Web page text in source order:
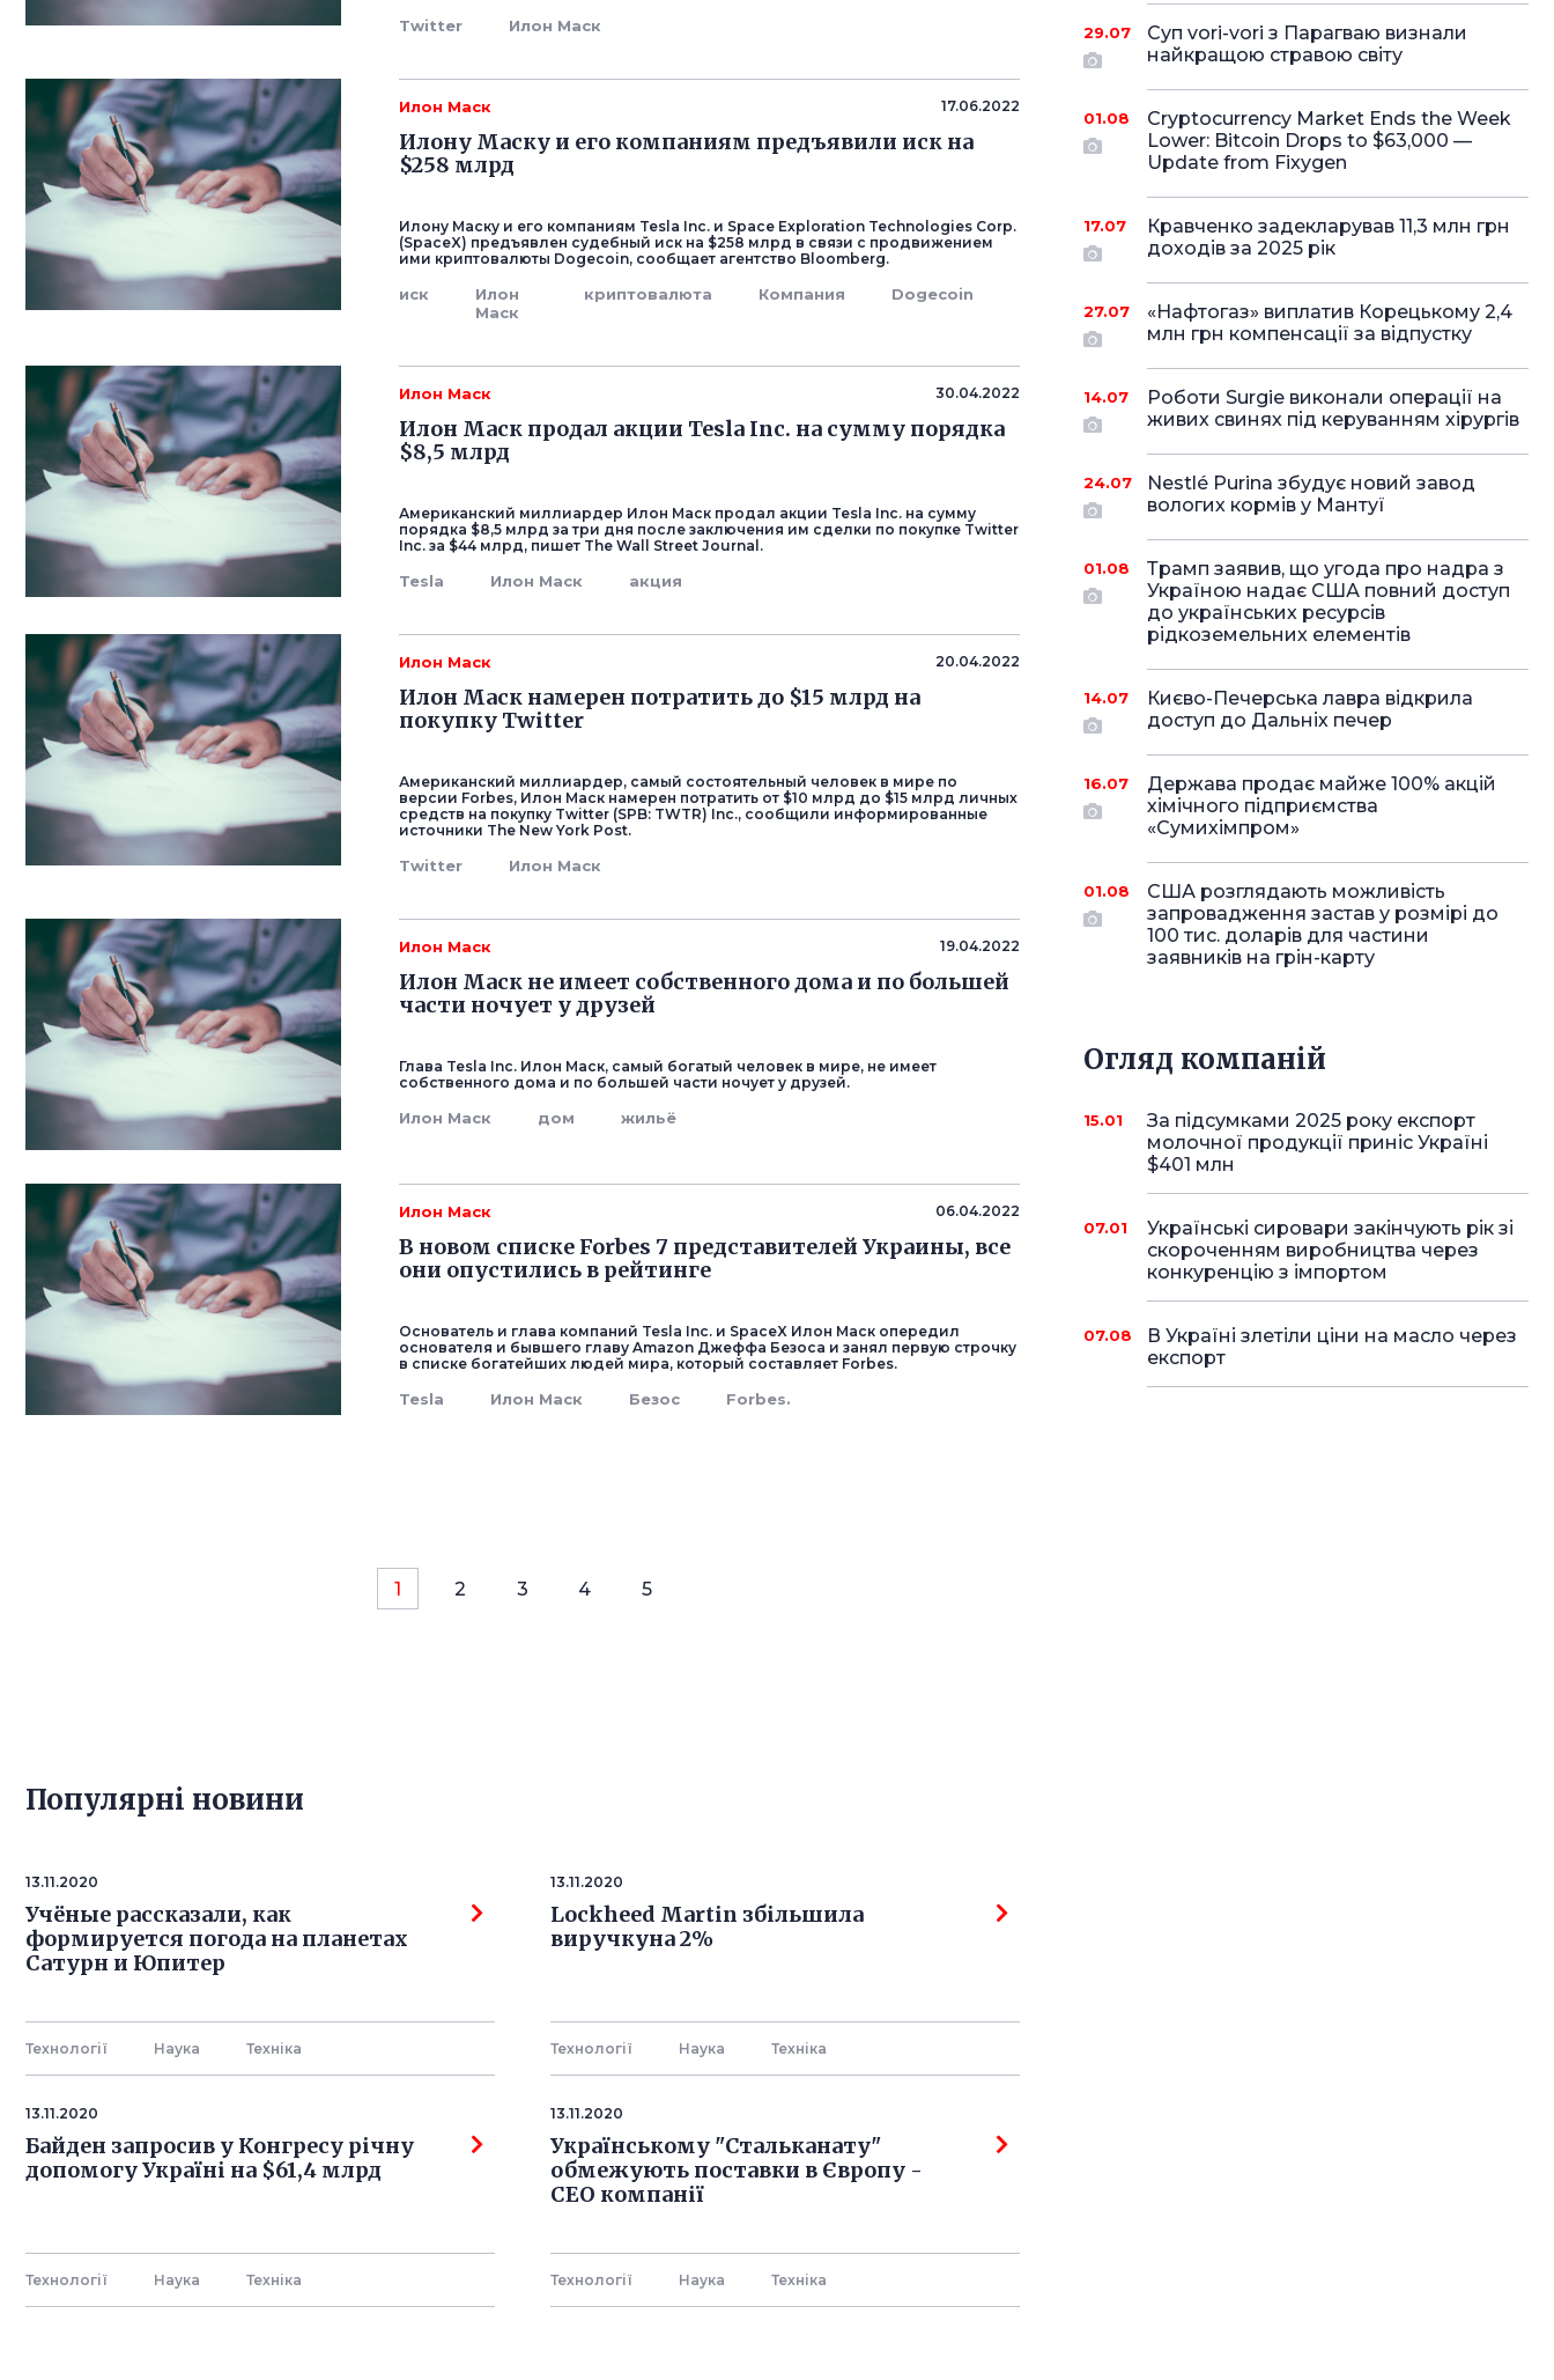
Twitter Илон Маск
Илон Маск 17.06.2022
Илону Маску и его компаниям предъявили иск на
$258 млрд
Илону Маску и его компаниям Tesla Inc. и Space Exploration Technologies Corp.
(SpaceX) предъявлен судебный иск на $258 млрд в связи с продвижением
ими криптовалюты Dogecoin, сообщает агентство Bloomberg.
иск
Илон
Маск
криптовалюта Компания Dogecoin
Илон Маск 30.04.2022
Илон Маск продал акции Tesla Inc. на сумму порядка
$8,5 млрд
Американский миллиардер Илон Маск продал акции Tesla Inc. на сумму
порядка $8,5 млрд за три дня после заключения им сделки по покупке Twitter
Inc. за $44 млрд, пишет The Wall Street Journal.
Tesla Илон Маск акция
Илон Маск 20.04.2022
Илон Маск намерен потратить до $15 млрд на
покупку Twitter
Американский миллиардер, самый состоятельный человек в мире по
версии Forbes, Илон Маск намерен потратить от $10 млрд до $15 млрд личных
средств на покупку Twitter (SPB: TWTR) Inc., сообщили информированные
источники The New York Post.
Twitter Илон Маск
Илон Маск 19.04.2022
Илон Маск не имеет собственного дома и по большей
части ночует у друзей
Глава Tesla Inc. Илон Маск, самый богатый человек в мире, не имеет
собственного дома и по большей части ночует у друзей.
Илон Маск дом жильё
Илон Маск 06.04.2022
В новом списке Forbes 7 представителей Украины, все
они опустились в рейтинге
Основатель и глава компаний Tesla Inc. и SpaceX Илон Маск опередил
основателя и бывшего главу Amazon Джеффа Безоса и занял первую строчку
в списке богатейших людей мира, который составляет Forbes.
Tesla Илон Маск Безос Forbes.
1 2 3 4 5
Популярнi новини
13.11.2020
Учёные рассказали, как
формируется погода на планетах
Сатурн и Юпитер
Технології Наука Технiка
13.11.2020
Lockheed Martin збільшила
виручкуна 2%
Технології Наука Технiка
13.11.2020
Байден запросив у Конгресу річну
допомогу Україні на $61,4 млрд
Технології Наука Технiка
13.11.2020
Українському "Стальканату"
обмежують поставки в Європу -
СЕО компанії
Технології Наука Технiка
29.07
Суп vori-vori з Парагваю визнали
найкращою стравою світу
01.08
Cryptocurrency Market Ends the Week
Lower: Bitcoin Drops to $63,000 —
Update from Fixygen
17.07
Кравченко задекларував 11,3 млн грн
доходів за 2025 рік
27.07
«Нафтогаз» виплатив Корецькому 2,4
млн грн компенсації за відпустку
14.07
Роботи Surgie виконали операції на
живих свинях під керуванням хірургів
24.07
Nestlé Purina збудує новий завод
вологих кормів у Мантуї
01.08
Трамп заявив, що угода про надра з
Україною надає США повний доступ
до українських ресурсів
рідкоземельних елементів
14.07
Києво-Печерська лавра відкрила
доступ до Дальніх печер
16.07
Держава продає майже 100% акцій
хімічного підприємства
«Сумихімпром»
01.08
США розглядають можливість
запровадження застав у розмірі до
100 тис. доларів для частини
заявників на грін-карту
Огляд компаній
15.01
За підсумками 2025 року експорт
молочної продукції приніс Україні
$401 млн
07.01
Українські сировари закінчують рік зі
скороченням виробництва через
конкуренцію з імпортом
07.08
В Україні злетіли ціни на масло через
експорт